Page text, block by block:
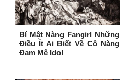
Bí Mật Nàng Fangirl Những
Điều Ít Ai Biết Về Cô Nàng
Đam Mê Idol